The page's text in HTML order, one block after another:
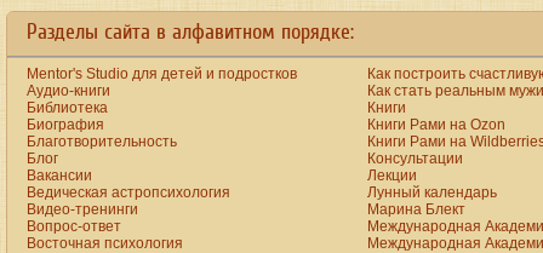
Разделы сайта в алфавитном порядке:
Mentor's Studio для детей и подростков
Аудио-книги
Библиотека
Биография
Благотворительность
Блог
Вакансии
Ведическая астропсихология
Видео-тренинги
Вопрос-ответ
Восточная психология
Как построить
Как стать реальным
Книги
Книги Рами на Ozon
Книги Рами на
Консультации
Лекции
Лунный календарь
Марина Блект
Международная
Международная